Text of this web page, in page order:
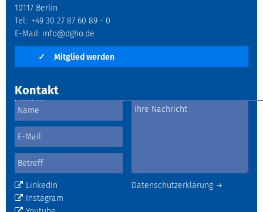
10117 Berlin
Tel.: +49 30 27 87 60 89 - 0
E-Mail: info@dgho.de
✓ Mitglied werden
Kontakt
Datenschutzerklärung →
LinkedIn
Instagram